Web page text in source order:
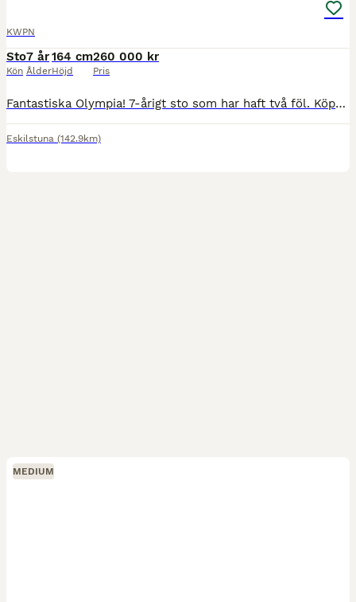
KWPN
Sto
Kön
7 år
Ålder
164 cm
Höjd
260 000 kr
Pris
Fantastiska Olympia! 7-årigt sto som har haft två föl. Köpt av seriös och framgångsrik uppfödare vintern 2024. Inriden 2025 och började tävla i år. En fantastisk trygg individ som gör alla rätt. Lät
Eskilstuna (142.9km)
MEDIUM